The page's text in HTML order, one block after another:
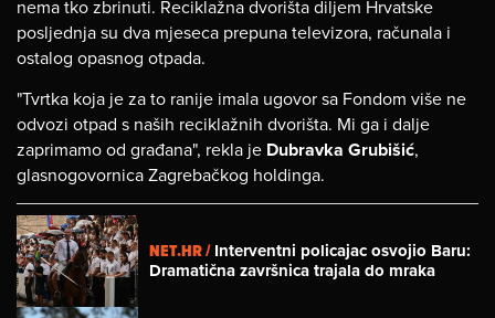
nema tko zbrinuti. Reciklažna dvorišta diljem Hrvatske
posljednja su dva mjeseca prepuna televizora, računala i
ostalog opasnog otpada.
"Tvrtka koja je za to ranije imala ugovor sa Fondom više ne
odvozi otpad s naših reciklažnih dvorišta. Mi ga i dalje
zaprimamo od građana", rekla je Dubravka Grubišić,
glasnogovornica Zagrebačkog holdinga.
NET.HR /Interventni policajac osvojio Baru:
Dramatična završnica trajala do mraka